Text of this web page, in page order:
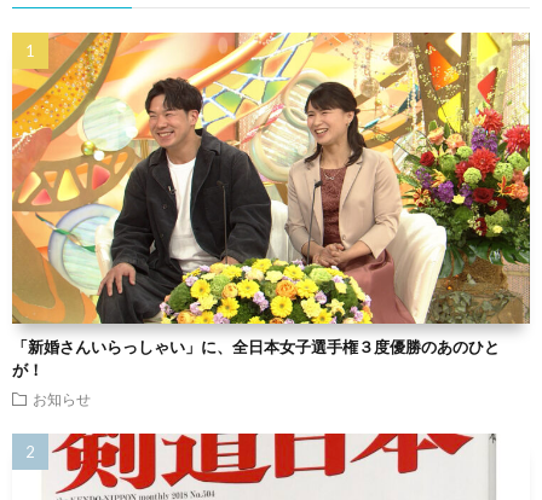
「新婚さんいらっしゃい」に、全日本女子選手権３度優勝のあのひと
が！
お知らせ